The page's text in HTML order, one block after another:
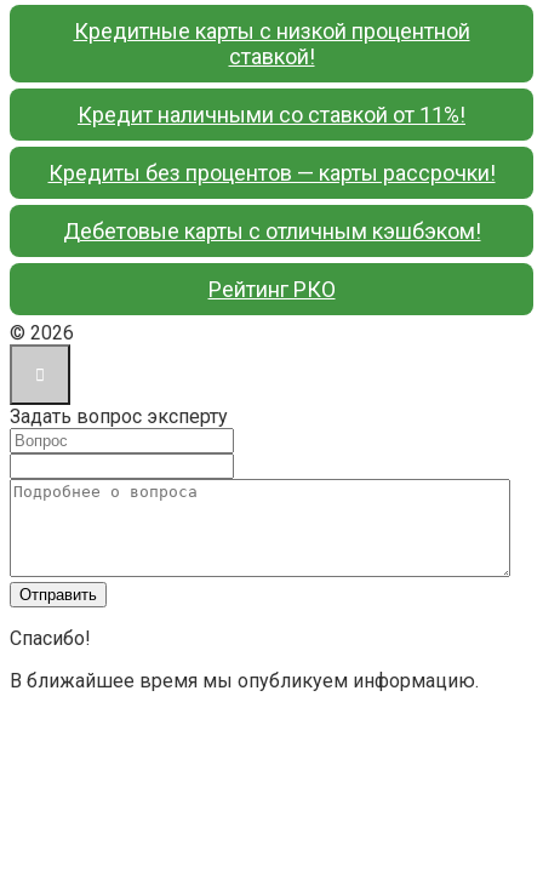
Кредитные карты с низкой процентной
ставкой!
Кредит наличными со ставкой от 11%!
Кредиты без процентов — карты рассрочки!
Дебетовые карты с отличным кэшбэком!
Рейтинг РКО
© 2026
Задать вопрос эксперту
Спасибо!
В ближайшее время мы опубликуем информацию.